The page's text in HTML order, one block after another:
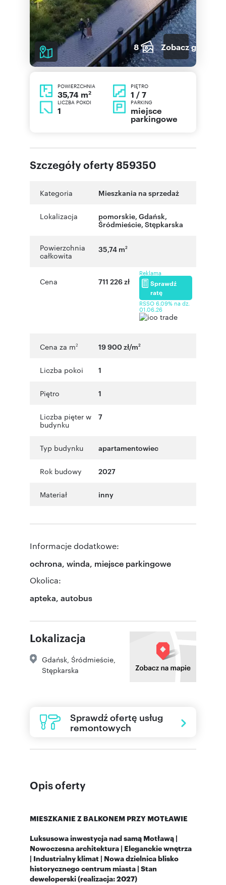
8 Zobacz galerię
POWIERZCHNIA
35,74 m2
PIĘTRO
1 / 7
LICZBA POKOI
1
PARKING
miejsce
parkingowe
Szczegóły oferty 859350
Kategoria Mieszkania na sprzedaż
Lokalizacja pomorskie, Gdańsk,
Śródmieście, Stępkarska
Powierzchnia
całkowita
35,74 m2
Cena 711 226 zł
Reklama
Sprawdź
ratę
RSSO 6,09% na dz.
01.06.26
Cena za m2 19 900 zł/m2
Liczba pokoi 1
Piętro 1
Liczba pięter w
budynku
7
Typ budynku apartamentowiec
Rok budowy 2027
Materiał inny
Informacje dodatkowe:
ochrona, winda, miejsce parkingowe
Okolica:
apteka, autobus
Lokalizacja
Gdańsk Śródmieście
Stępkarska
Sprawdź ofertę usług
remontowych
Opis oferty
MIESZKANIEZ BALKONEM PRZY MOTŁAWIE
Luksusowa inwestycja nad samą Motławą |
Nowoczesna architektura | Eleganckie wnętrza
| Industrialny klimat | Nowa dzielnica blisko
historycznego centrum miasta | Stan
deweloperski (realizacja: 2027)